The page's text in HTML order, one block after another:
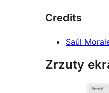
Credits
Saúl
Zrzuty